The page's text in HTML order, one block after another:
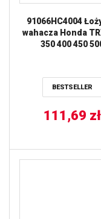
91066HC4004
wahacza Honda
350 400 450
BESTSELLER
111,69 zł